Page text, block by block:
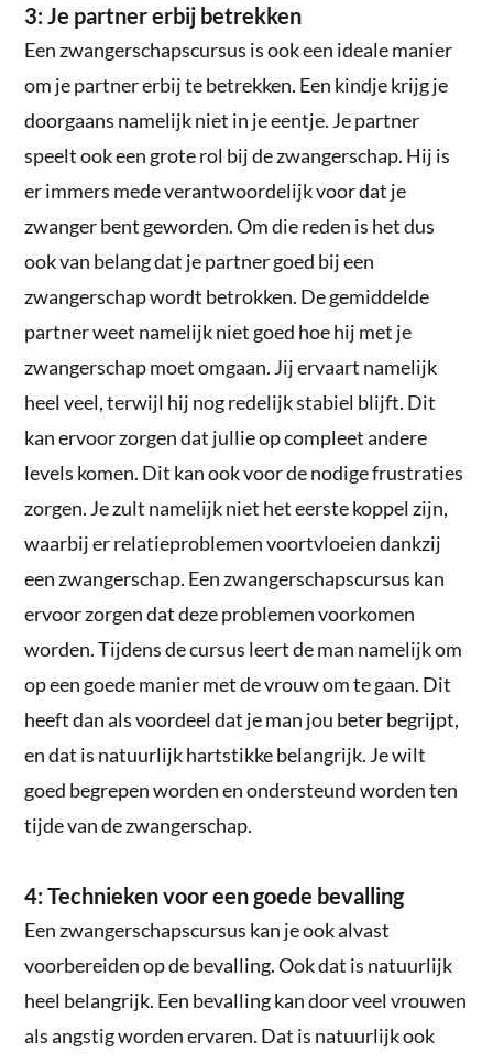
3: Je partner erbij betrekken
Een zwangerschapscursus is ook een ideale manier
om je partner erbij te betrekken. Een kindje krijg je
doorgaans namelijk niet in je eentje. Je partner
speelt ook een grote rol bij de zwangerschap. Hij is
er immers mede verantwoordelijk voor dat je
zwanger bent geworden. Om die reden is het dus
ook van belang dat je partner goed bij een
zwangerschap wordt betrokken. De gemiddelde
partner weet namelijk niet goed hoe hij met je
zwangerschap moet omgaan. Jij ervaart namelijk
heel veel, terwijl hij nog redelijk stabiel blijft. Dit
kan ervoor zorgen dat jullie op compleet andere
levels komen. Dit kan ook voor de nodige frustraties
zorgen. Je zult namelijk niet het eerste koppel zijn,
waarbij er relatieproblemen voortvloeien dankzij
een zwangerschap. Een zwangerschapscursus kan
ervoor zorgen dat deze problemen voorkomen
worden. Tijdens de cursus leert de man namelijk om
op een goede manier met de vrouw om te gaan. Dit
heeft dan als voordeel dat je man jou beter begrijpt,
en dat is natuurlijk hartstikke belangrijk. Je wilt
goed begrepen worden en ondersteund worden ten
tijde van de zwangerschap.
4: Technieken voor een goede bevalling
Een zwangerschapscursus kan je ook alvast
voorbereiden op de bevalling. Ook dat is natuurlijk
heel belangrijk. Een bevalling kan door veel vrouwen
als angstig worden ervaren. Dat is natuurlijk ook